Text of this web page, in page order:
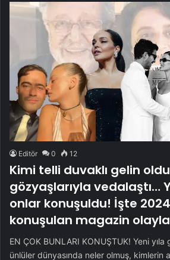
Editör 0 12
Kimi telli duvaklı gelin
gözyaşlarıyla vedalaştı…
onlar konuşuldu! İşte 2024
konuşulan magazin
EN ÇOK BUNLARI KONUŞTUK! Yeni
ünlüler dünyasında neler olmuş, kimlerin